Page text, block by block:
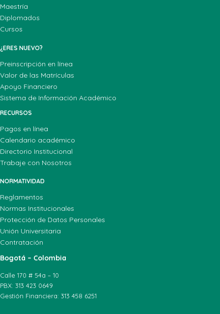
Maestría
Diplomados
Cursos
¿ERES NUEVO?
Preinscripción en línea
Valor de las Matrículas
Apoyo Financiero
Sistema de Información Académico
RECURSOS
Pagos en línea
Calendario académico
Directorio Institucional
Trabaje con Nosotros
NORMATIVIDAD
Reglamentos
Normas Institucionales
Protección de Datos Personales
Unión Universitaria
Contratación
Bogotá – Colombia
Calle 170 # 54a – 10
PBX: 313 423 0649
Gestión Financiera: 313 458 6251